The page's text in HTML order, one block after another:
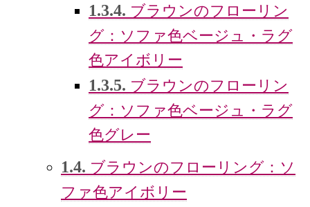
1.3.4. ブラウンのフローリン
グ：ソファ色ベージュ・ラグ
色アイボリー
1.3.5. ブラウンのフローリン
グ：ソファ色ベージュ・ラグ
色グレー
1.4. ブラウンのフローリング：ソ
ファ色アイボリー